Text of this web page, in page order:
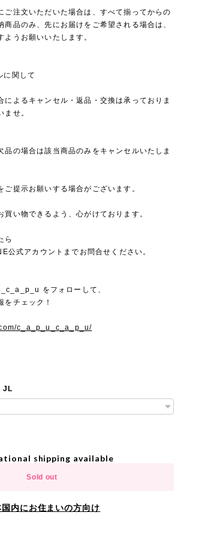
ご注文いただいた場合は、すべて揃ってからの
商品のみ、先にお届けをご希望される場合は、
うお願いいたします。
に関して
によるキャンセル・返品・交換は承っておりま
ませ。
品の場合は該当商品のみをキャンセルいたしま
ご提示お願いする場合がございます。
い物できるよう、心がけております。
ら
公式アカウントまでお問合せください。
をフォローして、
をチェック！
c_a_p_u_c_a_p_u/
JL
shipping available
Sold out
国内にお住まいの方向け